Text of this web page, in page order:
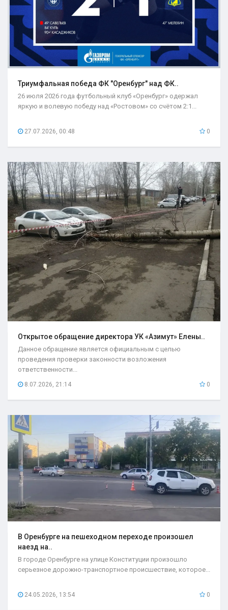
Триумфальная победа ФК "Оренбург" над ФК..
26 июля 2026 года футбольный клуб «Оренбург» одержал
яркую и волевую победу над «Ростовом» со счётом 2:1...
27.07.2026, 00:48 0
Открытое обращение директора УК «Азимут» Елены..
Данное обращение является официальным с целью
проведения проверки законности возложения
ответственности...
8.07.2026, 21:14 0
В Оренбурге на пешеходном переходе произошел
наезд на..
В городе Оренбурге на улице Конституции произошло
серьезное дорожно-транспортное происшествие, которое...
24.05.2026, 13:54 0